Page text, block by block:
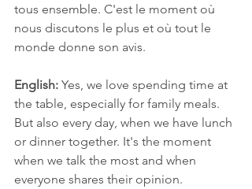
tous ensemble. C'est le moment où
nous discutons le plus et où tout le
monde donne son avis.
English: Yes, we love spending time at
the table, especially for family meals.
But also every day, when we have lunch
or dinner together. It's the moment
when we talk the most and when
everyone shares their opinion.